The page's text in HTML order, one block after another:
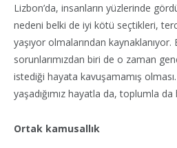
Lizbon’da, insanların yüzlerinde
nedeni belki de iyi kötü seçtikleri,
yaşıyor olmalarından
sorunlarımızdan biri de o zaman
istediği hayata kavuşamamış
yaşadığımız hayatla da, toplumla da
Ortak kamusallık